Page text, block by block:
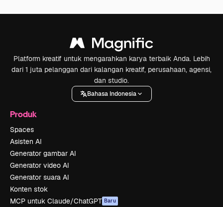
Platform kreatif untuk mengarahkan karya terbaik Anda. Lebih
dari 1 juta pelanggan dari kalangan kreatif, perusahaan, agensi,
dan studio.
Bahasa Indonesia
Produk
Spaces
Asisten AI
Generator gambar AI
Generator video AI
Generator suara AI
Konten stok
MCP untuk Claude/ChatGPT Baru